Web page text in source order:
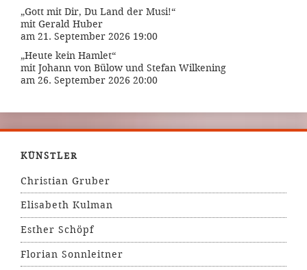
„Gott mit Dir, Du Land der Musi!“
mit Gerald Huber
am 21. September 2026 19:00
„Heute kein Hamlet“
mit Johann von Bülow und Stefan Wilkening
am 26. September 2026 20:00
KÜNSTLER
Christian Gruber
Elisabeth Kulman
Esther Schöpf
Florian Sonnleitner